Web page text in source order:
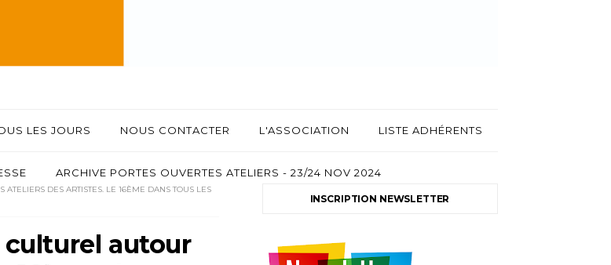
LES JOURS NOUS CONTACTER L'ASSOCIATION LISTE ADHÉRENTS
ARCHIVE PORTES OUVERTES ATELIERS - 23/24 NOV 2024
DES ARTISTES. LE 16ÈME DANS TOUS LES
autour
INSCRIPTION NEWSLETTER